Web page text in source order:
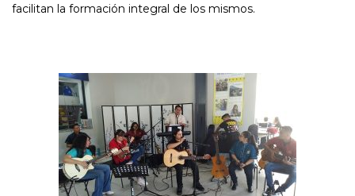
facilitan la formación integral de los mismos.